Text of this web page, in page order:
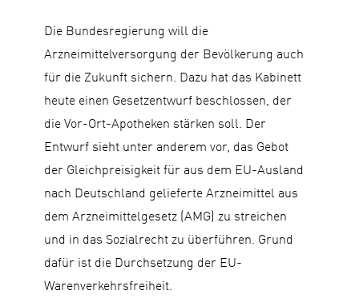
Die Bundesregierung will die
Arzneimittelversorgung der Bevölkerung auch
für die Zukunft sichern. Dazu hat das Kabinett
heute einen Gesetzentwurf beschlossen, der
die Vor-Ort-Apotheken stärken soll. Der
Entwurf sieht unter anderem vor, das Gebot
der Gleichpreisigkeit für aus dem EU-Ausland
nach Deutschland gelieferte Arzneimittel aus
dem Arzneimittelgesetz (AMG) zu streichen
und in das Sozialrecht zu überführen. Grund
dafür ist die Durchsetzung der EU-
Warenverkehrsfreiheit.